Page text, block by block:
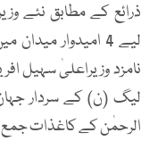
ذرائع کے مطابق نئے
لیے 4 امیدوار
نامزد وزیراعلیٰ سہیل
لیگ (ن) کے سردار
الرحمٰن کے کاغذات جمع